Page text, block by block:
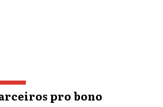
pro bono